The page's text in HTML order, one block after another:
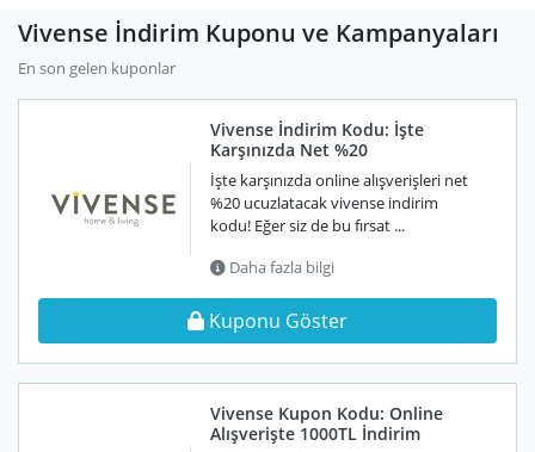
Vivense İndirim Kuponu ve Kampanyaları
En son gelen kuponlar
Vivense İndirim Kodu: İşte
Karşınızda Net %20
İşte karşınızda online alışverişleri net
%20 ucuzlatacak vivense indirim
kodu! Eğer siz de bu fırsat ...
Daha fazla bilgi
Kuponu Göster
Vivense Kupon Kodu: Online
Alışverişte 1000TL İndirim